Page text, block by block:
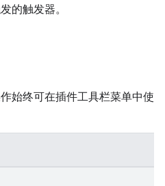
的触发器。
始终可在插件工具栏菜单中使